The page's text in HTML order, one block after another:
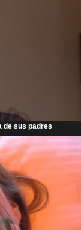
de sus padres